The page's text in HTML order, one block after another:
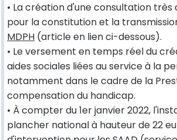
• La création d'une consultation
pour la constitution et la
MDPH (article en lien ci-dessous).
• Le versement en temps réel du
aides sociales liées au service à la
notamment dans le cadre de la
compensation du handicap.
• À compter du 1er janvier 2022,
plancher national à hauteur de 22